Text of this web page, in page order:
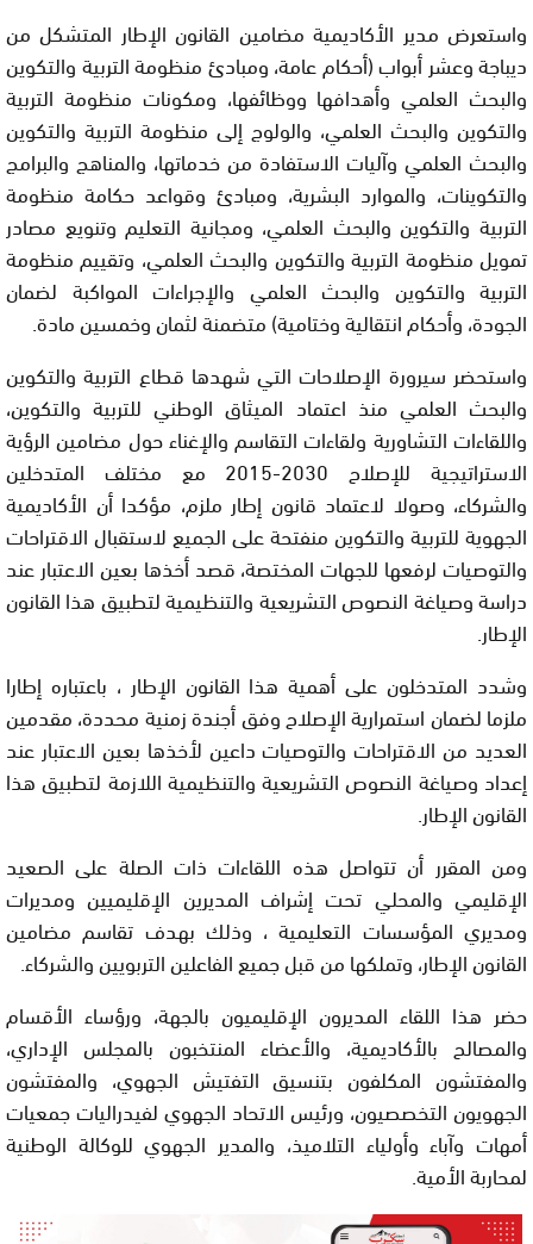
واستعرض مدير الأكاديمية مضامين القانون الإطار المتشكل من
ديباجة وعشر أبواب (أحكام عامة، ومبادئ منظومة التربية والتكوين
والبحث العلمي وأهدافها ووظائفها، ومكونات منظومة التربية
والتكوين والبحث العلمي، والولوج إلى منظومة التربية والتكوين
والبحث العلمي وآليات الاستفادة من خدماتها، والمناهج والبرامج
والتكوينات، والموارد البشرية، ومبادئ وقواعد حكامة منظومة
التربية والتكوين والبحث العلمي، ومجانية التعليم وتنويع مصادر
تمويل منظومة التربية والتكوين والبحث العلمي، وتقييم منظومة
التربية والتكوين والبحث العلمي والإجراءات المواكبة لضمان
الجودة، وأحكام انتقالية وختامية) متضمنة لثمان وخمسين مادة.
واستحضر سيرورة الإصلاحات التي شهدها قطاع التربية والتكوين
والبحث العلمي منذ اعتماد الميثاق الوطني للتربية والتكوين،
واللقاءات التشاورية ولقاءات التقاسم والإغناء حول مضامين الرؤية
الاستراتيجية للإصلاح 2030-2015 مع مختلف المتدخلين
والشركاء، وصولا لاعتماد قانون إطار ملزم، مؤكدا أن الأكاديمية
الجهوية للتربية والتكوين منفتحة على الجميع لاستقبال الاقتراحات
والتوصيات لرفعها للجهات المختصة، قصد أخذها بعين الاعتبار عند
دراسة وصياغة النصوص التشريعية والتنظيمية لتطبيق هذا القانون
الإطار.
وشدد المتدخلون على أهمية هذا القانون الإطار ، باعتباره إطارا
ملزما لضمان استمرارية الإصلاح وفق أجندة زمنية محددة، مقدمين
العديد من الاقتراحات والتوصيات داعين لأخذها بعين الاعتبار عند
إعداد وصياغة النصوص التشريعية والتنظيمية اللازمة لتطبيق هذا
القانون الإطار.
ومن المقرر أن تتواصل هذه اللقاءات ذات الصلة على الصعيد
الإقليمي والمحلي تحت إشراف المديرين الإقليميين ومديرات
ومديري المؤسسات التعليمية ، وذلك بهدف تقاسم مضامين
القانون الإطار، وتملكها من قبل جميع الفاعلين التربويين والشركاء.
حضر هذا اللقاء المديرون الإقليميون بالجهة، ورؤساء الأقسام
والمصالح بالأكاديمية، والأعضاء المنتخبون بالمجلس الإداري،
والمفتشون المكلفون بتنسيق التفتيش الجهوي، والمفتشون
الجهويون التخصصيون، ورئيس الاتحاد الجهوي لفيدراليات جمعيات
أمهات وآباء وأولياء التلاميذ، والمدير الجهوي للوكالة الوطنية
لمحاربة الأمية.